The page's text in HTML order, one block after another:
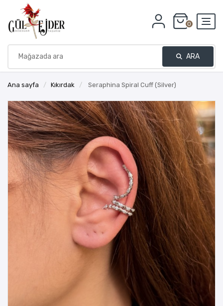
0
ARA
Ana sayfa / Kıkırdak / Seraphina Spiral Cuff (Silver)